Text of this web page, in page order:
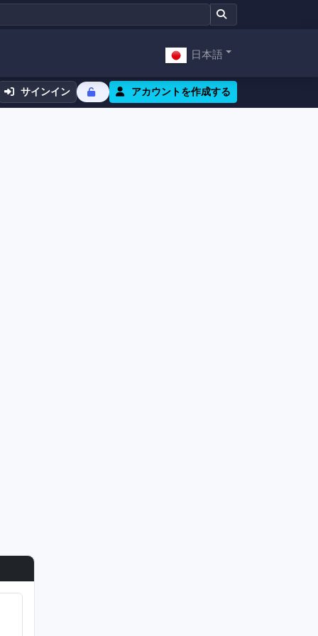
日本語
サインイン アカウントを作成する